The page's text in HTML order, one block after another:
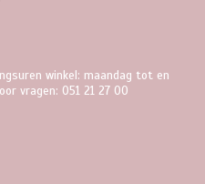
winkel: maandag tot en
vragen: 051 21 27 00